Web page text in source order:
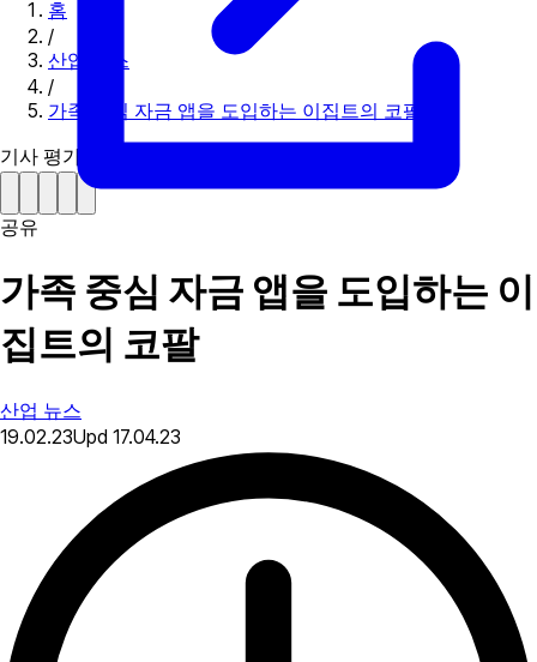
홈
/
산업 뉴스
/
가족 중심 자금 앱을 도입하는 이집트의 코팔
기사 평가하기
공유
가족 중심 자금 앱을 도입하는 이
집트의 코팔
산업 뉴스
19.02.23Upd 17.04.23